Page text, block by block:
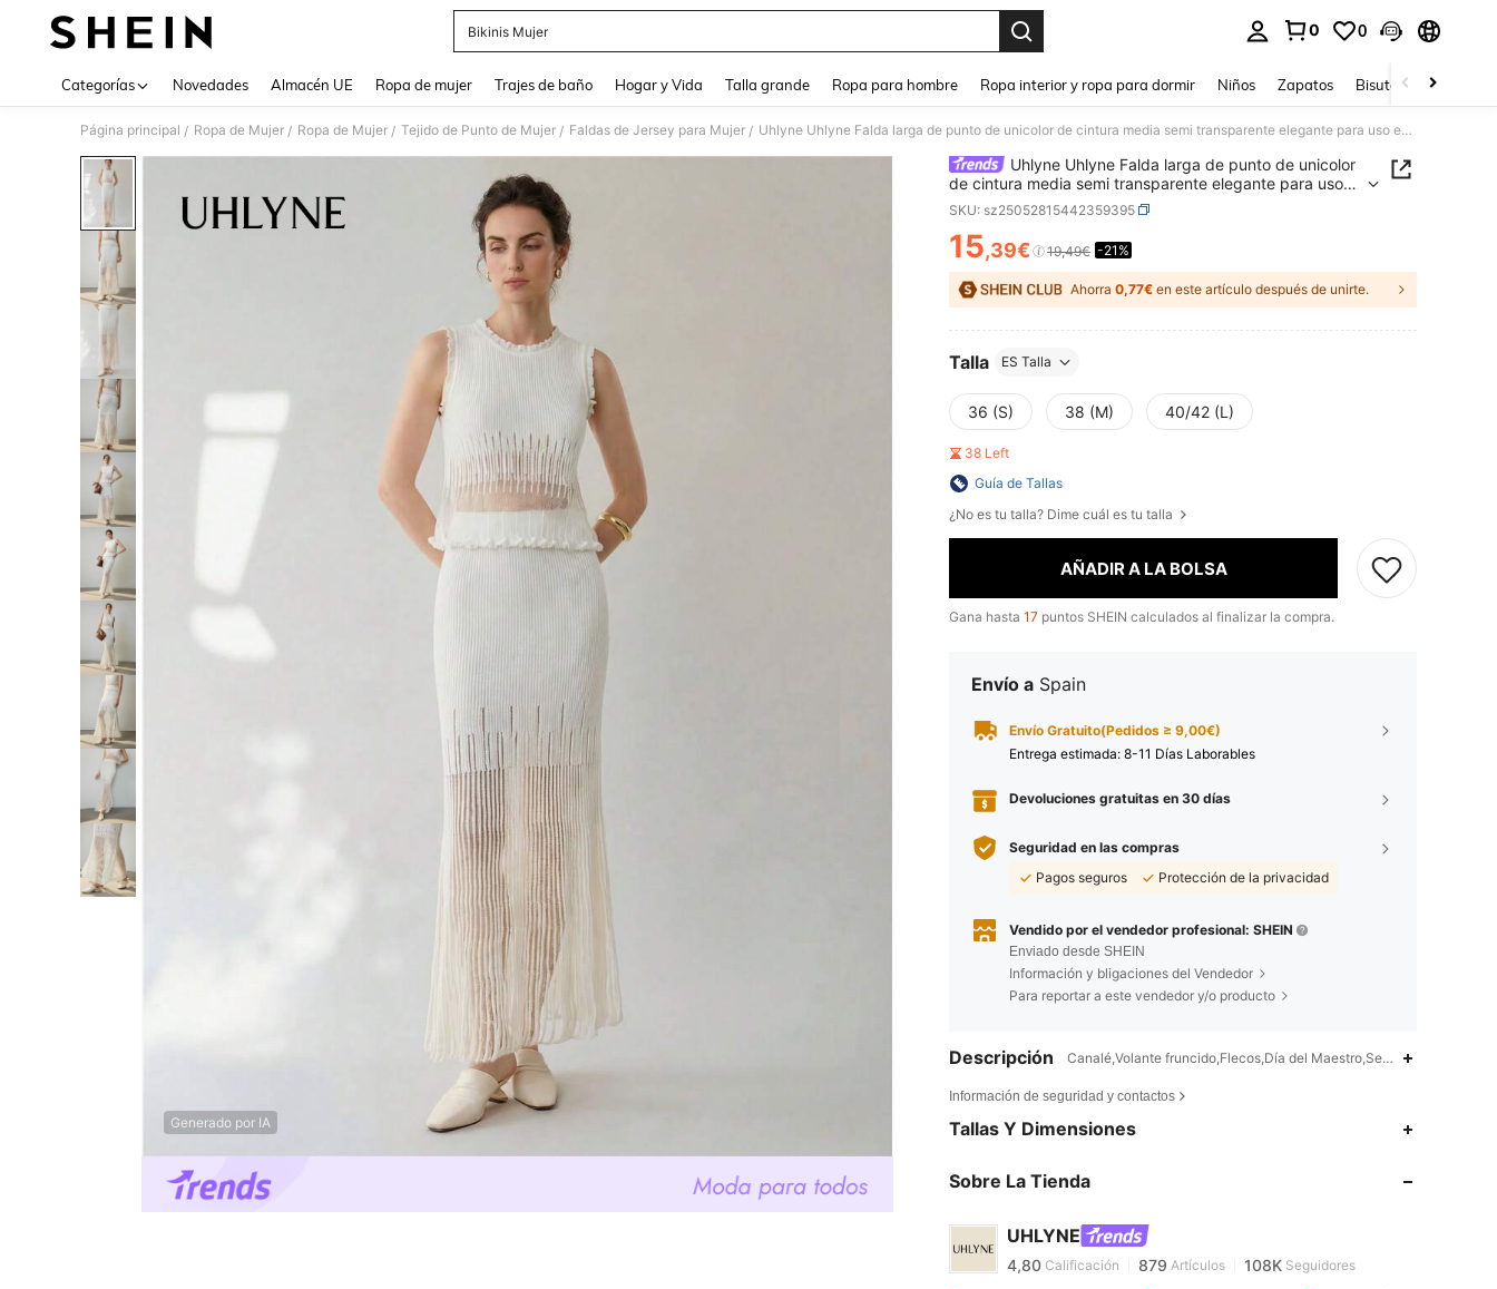
Bikinis Mujer
0 0
Categorías Novedades Almacén UE Ropa de mujer Trajes de baño Hogar y Vida Talla grande Ropa para hombre Ropa interior y ropa para dormir Niños Zapatos Bisutería Y
Página principal / Ropa de Mujer / Ropa de Mujer / Tejido de Punto de Mujer / Faldas de Jersey para Mujer / Uhlyne Uhlyne Falda larga de punto de unicolor de cintura media semi transparente elegante para uso en la oficina, verano/otoño, minimalista, casual de negocios, vacaciones, ropa de trabajo, maestros, regreso a clases, otoño, estilo de dinero antiguo
Generado por IA
Uhlyne Uhlyne Falda larga de punto de unicolor
de cintura media semi transparente elegante para uso
en la oficina, verano/otoño, minimalista, casual de
negocios, vacaciones, ropa de trabajo, maestros,
regreso a clases, otoño, estilo de dinero antiguo
SKU: sz25052815442359395
PRICE AND AVAILABILITY
15,39€ 19,49€ -21%
Ahorra 0,77€ en este artículo después de unirte.
Talla ES Talla
36 (S) 38 (M) 40/42 (L)
38 Left
Guía de Tallas
¿No es tu talla? Dime cuál es tu talla
AÑADIR A LA BOLSA
Gana hasta 17 puntos SHEIN calculados al finalizar la compra.
Envío a Spain
Envío Gratuito(Pedidos ≥ 9,00€)
Entrega estimada: 8-11 Días Laborables
Devoluciones gratuitas en 30 días
Seguridad en las compras
Pagos seguros
Protección de la privacidad
Vendido por el vendedor profesional: SHEIN
Enviado desde SHEIN
Información y bligaciones del Vendedor
Para reportar a este vendedor y/o producto
Descripción Canalé,Volante fruncido,Flecos,Día del Maestro,Semitransparente
Información de seguridad y contactos
Tallas Y Dimensiones
Sobre La Tienda
UHLYNE
4,80
4,80
4,80 Calificación 879 Artículos 108K Seguidores